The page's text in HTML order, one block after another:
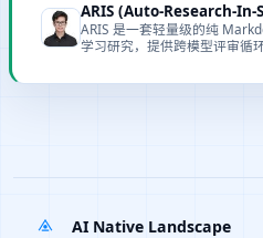
ARIS (Auto-Research-In-
ARIS 是一套轻量级的纯
学习研究，提供跨模型评审循
AI Native Landscape